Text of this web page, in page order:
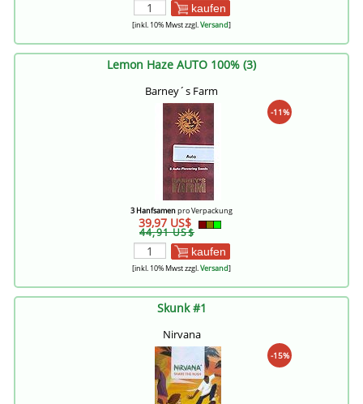
kaufen
[inkl. 10% Mwst zzgl.Versand]
Lemon Haze AUTO 100% (3)
Barney´s Farm
-11%
3 Hanfsamenpro Verpackung
39,97 US$
44,91 US$
kaufen
[inkl. 10% Mwst zzgl.Versand]
Skunk #1
Nirvana
-15%